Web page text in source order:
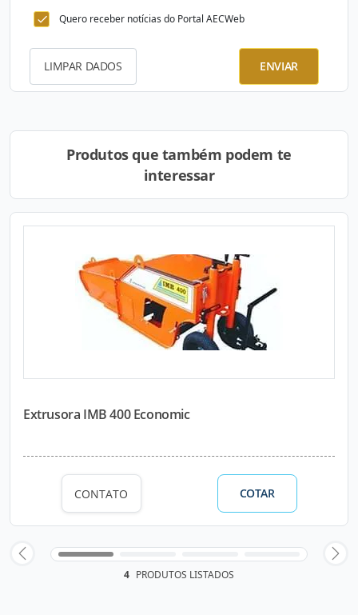
Quero receber notícias do Portal AECWeb
LIMPAR DADOS ENVIAR
Produtos que também podem te
interessar
Extrusora IMB 400 Economic
CONTATO COTAR
4 PRODUTOS LISTADOS